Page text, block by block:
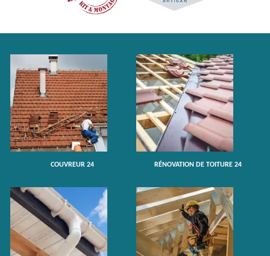
COUVREUR 24 RÉNOVATION DE TOITURE 24